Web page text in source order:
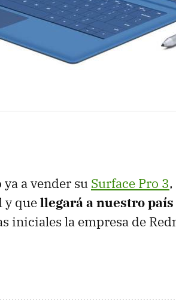
a vender su Surface Pro 3
y quellegará a nuestro
iniciales la empresa de